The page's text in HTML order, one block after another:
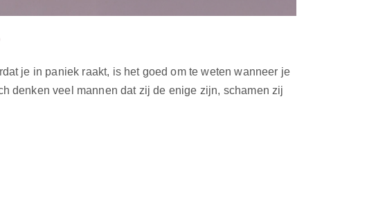
je in paniek raakt, is het goed om te weten wanneer je
denken veel mannen dat zij de enige zijn, schamen zij